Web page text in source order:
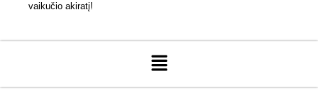
vaikučio akiratį!
Menu